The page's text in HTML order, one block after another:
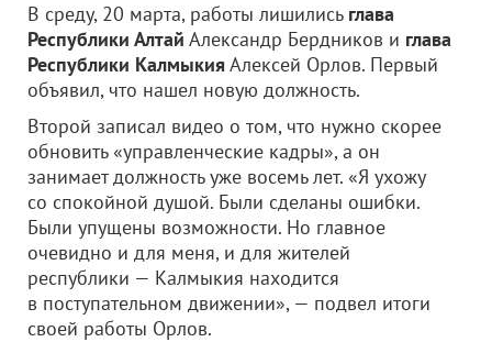
В среду, 20 марта, работы лишились глава
Республики Алтай Александр Бердников и глава
Республики КалмыкияАлексей Орлов. Первый
объявил, что нашел новую должность.
Второй записал видео о том, что нужно скорее
обновить «управленческие кадры», а он
занимает должность уже восемь лет. «Я ухожу
со спокойной душой. Были сделаны ошибки.
Были упущены возможности. Но главное
очевидно и для меня, и для жителей
республики — Калмыкия находится
в поступательном движении», — подвел итоги
своей работы Орлов.